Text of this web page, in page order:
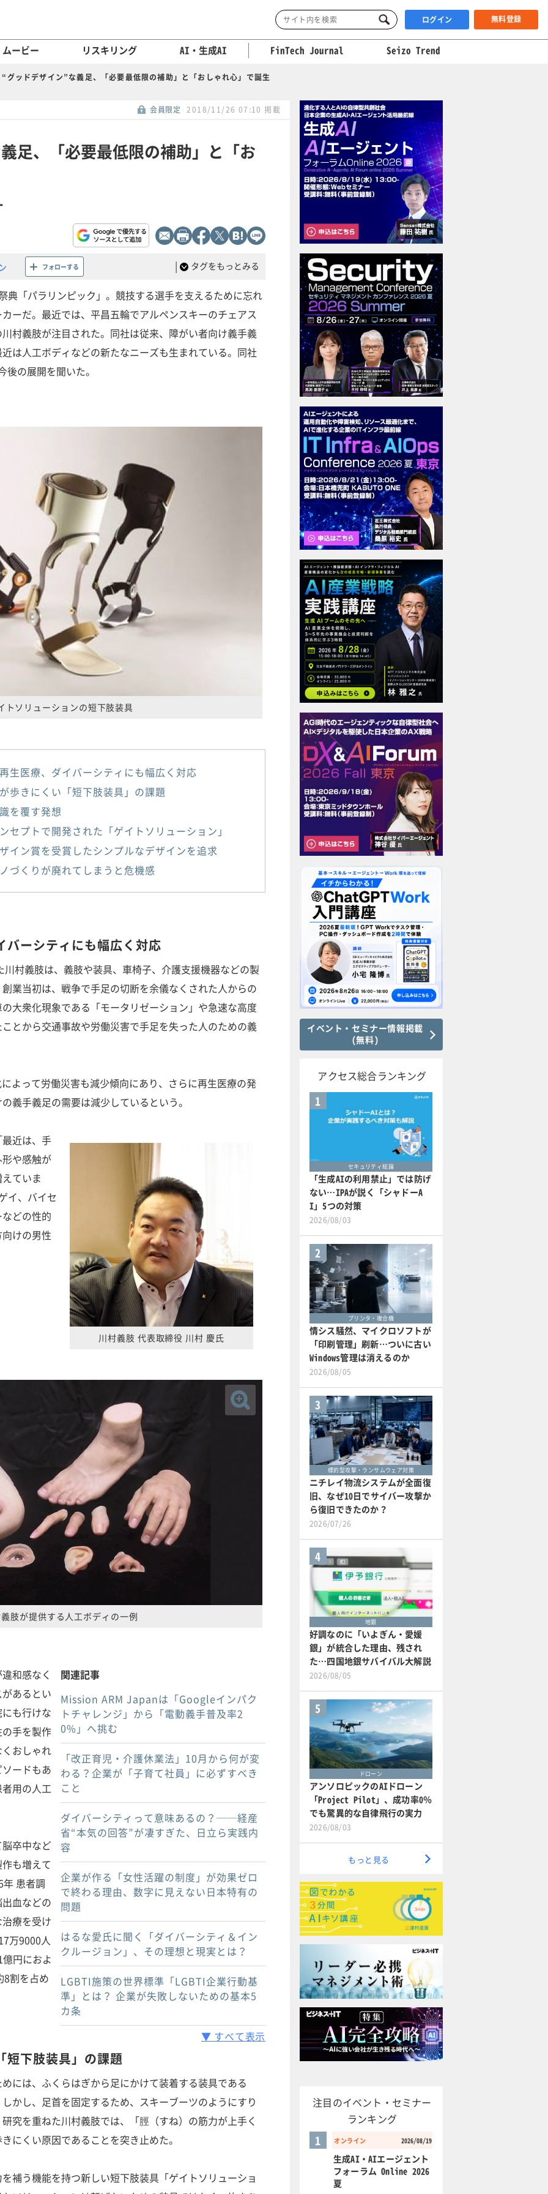
ログイン 無料登録
ムービー リスキリング AI・生成AI FinTech Journal Seizo Trend
“グッドデザイン”な義足、「必要最低限の補助」と「おしゃれ心」で誕生
会員限定 2018/11/26 07:10 掲載
足、「必要最低限の補助」と「お
フォローする | タグをもっとみる
典「パラリンピック」。競技する選手を支えるために忘れ
ーだ。最近では、平昌五輪でアルペンスキーのチェアス
村義肢が注目された。同社は従来、障がい者向け義手義
は人工ボディなどの新たなニーズも生まれている。同社
の展開を聞いた。
トソリューションの短下肢装具
生医療、ダイバーシティにも幅広く対応
歩きにくい「短下肢装具」の課題
を覆す発想
セプトで開発された「ゲイトソリューション」
イン賞を受賞したシンプルなデザインを追求
づくりが廃れてしまうと危機感
バーシティにも幅広く対応
村義肢は、義肢や装具、車椅子、介護支援機器などの製
業当初は、戦争で手足の切断を余儀なくされた人からの
大衆化現象である「モータリゼーション」や急速な高度
とから交通事故や労働災害で手足を失った人のための義
って労働災害も減少傾向にあり、さらに再生医療の発
義手義足の需要は減少しているという。
川村義肢 代表取締役 川村 慶氏
近は、手
や感触が
ていま
イ、バイセ
どの性的
けの男性
肢が提供する人工ボディの一例
関連記事
Mission ARM Japanは「Googleインパク
トチャレンジ」から「電動義手普及率2
0%」へ挑む
「改正育児・介護休業法」10月から何が変
わる？企業が「子育て社員」に必ずすべき
こと
ダイバーシティって意味あるの？──経産
省“本気の回答”が凄すぎた、日立ら実践内
容
企業が作る「女性活躍の制度」が効果ゼロ
で終わる理由、数字に見えない日本特有の
問題
はるな愛氏に聞く「ダイバーシティ＆イン
クルージョン」、その理想と現実とは？
LGBTI施策の世界標準「LGBTI企業行動基
準」とは？ 企業が失敗しないための基本5
カ条
▼ すべて表示
和感なく
あるとい
も行けな
手を製作
おしゃれ
ードもあ
用の人工
卒中など
も増えて
患者調
血などの
療を受け
万9000人
円におよ
8割を占め
短下肢装具」の課題
は、ふくらはぎから足にかけて装着する装具である
かし、足首を固定するため、スキーブーツのようにすり
究を重ねた川村義肢では、「脛（すね）の筋力が上手く
にくい原因であることを突き止めた。
う機能を持つ新しい短下肢装具「ゲイトソリューショ
イベント・セミナー情報掲載
(無料)
アクセス総合ランキング
1
セキュリティ総論
「生成AIの利用禁止」では防げ
ない…IPAが説く「シャドーA
I」5つの対策
2026/08/03
2
プリンタ・複合機
情シス騒然、マイクロソフトが
「印刷管理」刷新…ついに古い
Windows管理は消えるのか
2026/08/05
3
標的型攻撃・ランサムウェア対策
ニチレイ物流システムが全面復
旧、なぜ10日でサイバー攻撃か
ら復旧できたのか？
2026/07/26
4
地銀
好調なのに「いよぎん・愛媛
銀」が統合した理由、残され
た…四国地銀サバイバル大解説
2026/08/05
5
ドローン
アンソロピックのAIドローン
「Project Pilot」、成功率0％
でも驚異的な自律飛行の実力
2026/08/03
もっと見る
注目のイベント・セミナー
ランキング
オンライン 2026/08/19
1
生成AI・AIエージェント
フォーラム Online 2026
夏